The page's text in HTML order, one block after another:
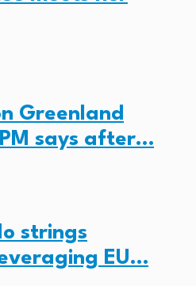
Greenland
says after…
strings
EU…